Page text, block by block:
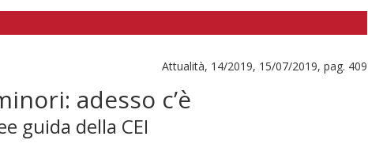
Attualità, 14/2019, 15/07/2019, pag. 409
adesso c’è
guida della CEI